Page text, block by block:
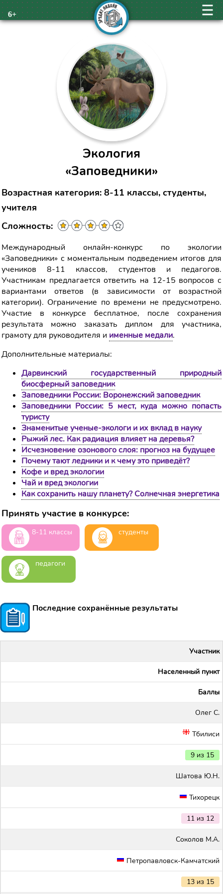
6+
Экология
«Заповедники»
Возрастная категория: 8-11 классы, студенты,
учителя
Сложность:
Международный онлайн-конкурс по экологии
«Заповедники» с моментальным подведением итогов для
учеников 8-11 классов, студентов и педагогов.
Участникам предлагается ответить на 12-15 вопросов с
вариантами ответов (в зависимости от возрастной
категории). Ограничение по времени не предусмотрено.
Участие в конкурсе бесплатное, после сохранения
результата можно заказать диплом для участника,
грамоту для руководителя и именные медали.
Дополнительные материалы:
Дарвинский государственный природный
биосферный заповедник
Заповедники России: Воронежский заповедник
Заповедники России: 5 мест, куда можно попасть
туристу
Знаменитые ученые-экологи и их вклад в науку
Рыжий лес. Как радиация влияет на деревья?
Исчезновение озонового слоя: прогноз на будущее
Почему тают ледники и к чему это приведёт?
Кофе и вред экологии
Чай и вред экологии
Как сохранить нашу планету? Солнечная энергетика
Принять участие в конкурсе:
8-11 классы студенты
педагоги
Последние сохранённые результаты
Участник
Населенный пункт
Баллы
Олег С.
Тбилиси
9 из 15
Шатова Ю.Н.
Тихорецк
11 из 12
Соколов М.А.
Петропавловск-Камчатский
13 из 15